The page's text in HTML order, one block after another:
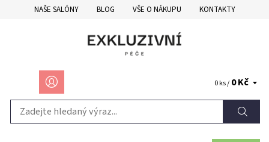
NAŠE SALÓNY BLOG VŠE O NÁKUPU KONTAKTY
0 ks / 0 Kč